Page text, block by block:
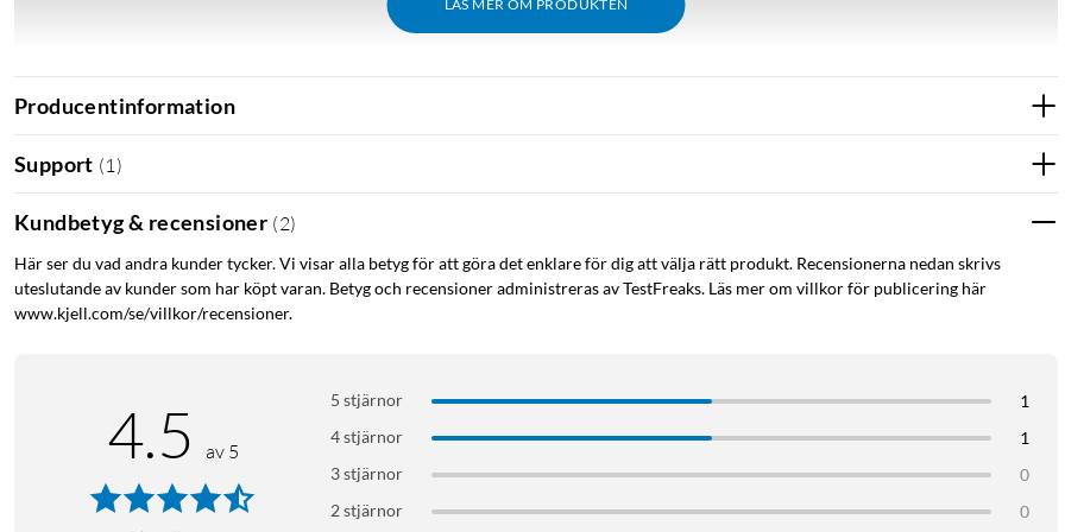
LÄS MER OM PRODUKTEN
Kort om HP Envy Photo 7230
Skriver ut, skannar och kopierar
Kantlös fotoutskrift upp till A4
Producentinformation
Support (1 )
Kundbetyg & recensioner (2)
Här ser du vad andra kunder tycker. Vi visar alla betyg för att göra det enklare för dig att välja rätt produkt. Recensionerna nedan skrivs
uteslutande av kunder som har köpt varan. Betyg och recensioner administreras av TestFreaks. Läs mer om villkor för publicering här
www.kjell.com/se/villkor/recensioner.
4.5 av 5
5 stjärnor
1
4 stjärnor
1
3 stjärnor
0
2 stjärnor
0